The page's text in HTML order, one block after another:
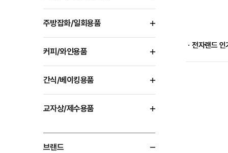
주방잡화/일회용품
커피/와인용품
간식/베이킹용품
교자상/제수용품
브랜드
ㆍ전자랜드 인